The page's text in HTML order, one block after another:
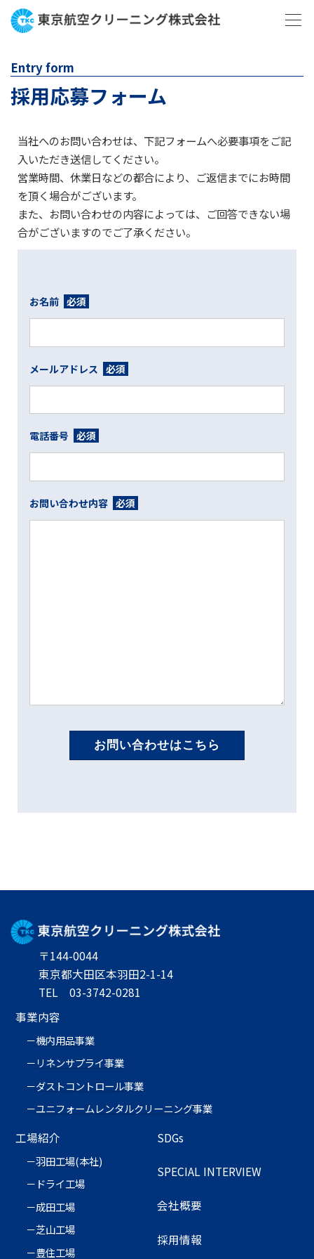
Entry form
採用応募フォーム
当社へのお問い合わせは、下記フォームへ必要事項をご記
入いただき送信してください。
営業時間、休業日などの都合により、ご返信までにお時間
を頂く場合がございます。
また、お問い合わせの内容によっては、ご回答できない場
合がございますのでご了承ください。
お名前 必須
メールアドレス 必須
電話番号 必須
お問い合わせ内容 必須
〒144-0044
東京都大田区本羽田2-1-14
TEL 03-3742-0281
事業内容
機内用品事業
リネンサプライ事業
ダストコントロール事業
ユニフォームレンタルクリーニング事業
工場紹介
羽田工場(本社)
ドライ工場
成田工場
芝山工場
豊住工場
SDGs
SPECIAL INTERVIEW
会社概要
採用情報